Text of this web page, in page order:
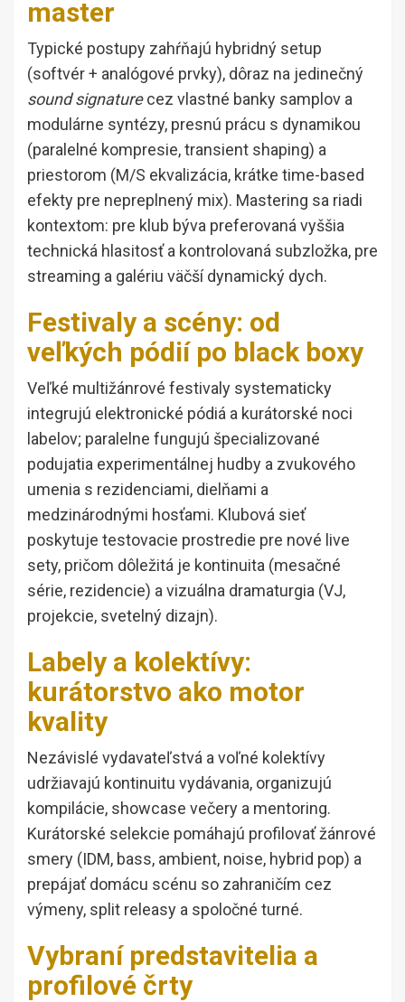
master
Typické postupy zahŕňajú hybridný setup
(softvér + analógové prvky), dôraz na jedinečný
sound signaturecez vlastné banky samplov a
modulárne syntézy, presnú prácu s dynamikou
(paralelné kompresie, transient shaping) a
priestorom (M/S ekvalizácia, krátke time-based
efekty pre nepreplnený mix). Mastering sa riadi
kontextom: pre klub býva preferovaná vyššia
technická hlasitosť a kontrolovaná subzložka, pre
streaming a galériu väčší dynamický dych.
Festivaly a scény: od
veľkých pódií po black boxy
Veľké multižánrové festivaly systematicky
integrujú elektronické pódiá a kurátorské noci
labelov; paralelne fungujú špecializované
podujatia experimentálnej hudby a zvukového
umenia s rezidenciami, dielňami a
medzinárodnými hosťami. Klubová sieť
poskytuje testovacie prostredie pre nové live
sety, pričom dôležitá je kontinuita (mesačné
série, rezidencie) a vizuálna dramaturgia (VJ,
projekcie, svetelný dizajn).
Labely a kolektívy:
kurátorstvo ako motor
kvality
Nezávislé vydavateľstvá a voľné kolektívy
udržiavajú kontinuitu vydávania, organizujú
kompilácie, showcase večery a mentoring.
Kurátorské selekcie pomáhajú profilovať žánrové
smery (IDM, bass, ambient, noise, hybrid pop) a
prepájať domácu scénu so zahraničím cez
výmeny, split releasy a spoločné turné.
Vybraní predstavitelia a
profilové črty